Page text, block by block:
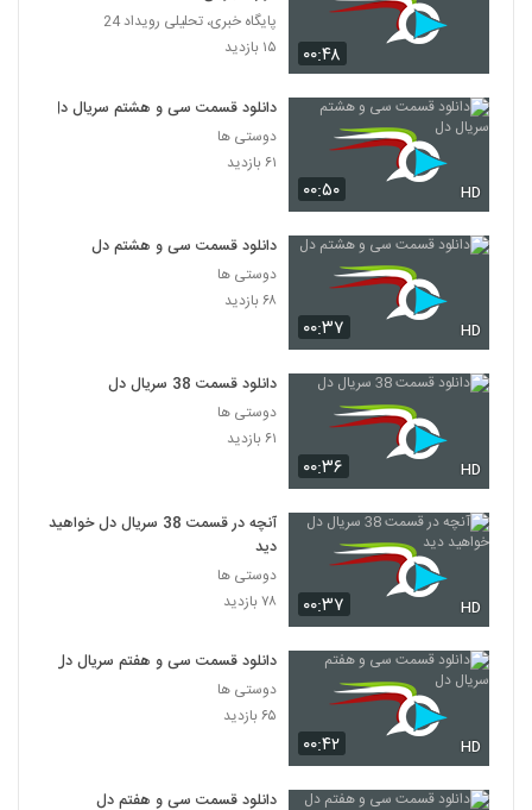
۰۰:۴۸
پایگاه خبری، تحلیلی رویداد 24
۱۵ بازدید
۰۰:۵۰ HD
دانلود قسمت سی و هشتم سریال دل
دوستی ها
۶۱ بازدید
۰۰:۳۷ HD
دانلود قسمت سی و هشتم دل
دوستی ها
۶۸ بازدید
۰۰:۳۶ HD
دانلود قسمت 38 سریال دل
دوستی ها
۶۱ بازدید
۰۰:۳۷ HD
آنچه در قسمت 38 سریال دل خواهید
دید
دوستی ها
۷۸ بازدید
۰۰:۴۲ HD
دانلود قسمت سی و هفتم سریال دل
دوستی ها
۶۵ بازدید
دانلود قسمت سی و هفتم دل